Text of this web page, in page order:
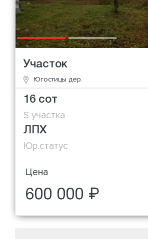
Участок
Югостицы дер.
16 сот
S участка
ЛПХ
Юр.статус
Цена
600 000 ₽